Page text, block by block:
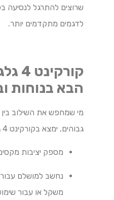
שרוצים להתרגל לנסיעה
לדגמים מתקדמים יותר.
הבא בנוחות
מי שמחפש את השילוב בין
גבוהים, ימצא בקורקינט 4 גלגלים אופציה מצוינת.
מספק יציבות
נחשב למושלם עבור
משקל או עבור